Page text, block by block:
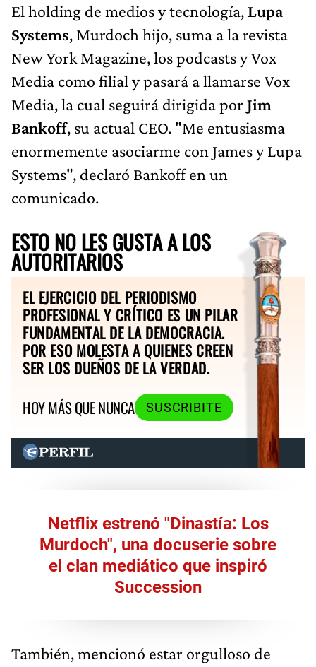
El holding de medios y tecnología, Lupa
Systems, Murdoch hijo, suma a la revista
New York Magazine, los podcasts y Vox
Media como filial y pasará a llamarse Vox
Media, la cual seguirá dirigida por Jim
Bankoff, su actual CEO. "Me entusiasma
enormemente asociarme con James y Lupa
Systems", declaró Bankoff en un
comunicado.
ESTO NO LES GUSTA A LOS
AUTORITARIOS
EL EJERCICIO DEL PERIODISMO
PROFESIONAL Y CRÍTICO ES UN PILAR
FUNDAMENTAL DE LA DEMOCRACIA.
POR ESO MOLESTA A QUIENES CREEN
SER LOS DUEÑOS DE LA VERDAD.
HOY MÁS QUE NUNCA
SUSCRIBITE
Netflix estrenó "Dinastía: Los
Murdoch", una docuserie sobre
el clan mediático que inspiró
Succession
También, mencionó estar orgulloso de